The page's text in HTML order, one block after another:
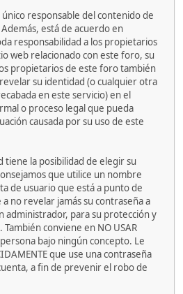
responsable del contenido de
está de acuerdo en
responsabilidad a los propietarios
web relacionado con este foro, su
propietarios de este foro también
su identidad (o cualquier otra
en este servicio) en el
o proceso legal que pueda
causada por su uso de este
la posibilidad de elegir su
que utilice un nombre
de usuario que está a punto de
no revelar jamás su contraseña a
administrador, para su protección y
conviene en NO USAR
bajo ningún concepto. Le
que use una contraseña
a fin de prevenir el robo de